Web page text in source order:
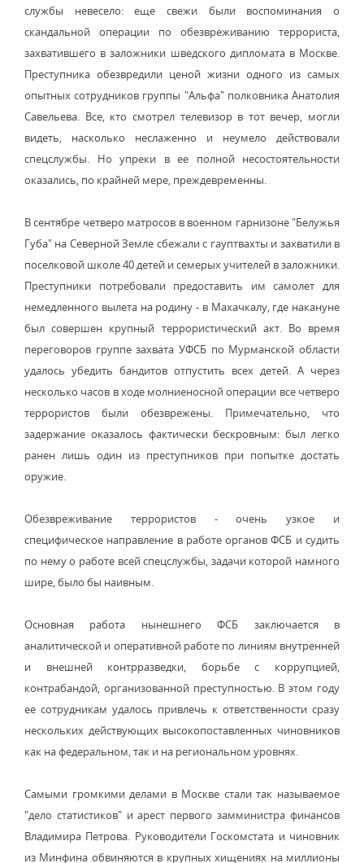
службы невесело: еще свежи были воспоминания о
скандальной операции по обезвреживанию террориста,
захватившего в заложники шведского дипломата в Москве.
Преступника обезвредили ценой жизни одного из самых
опытных сотрудников группы "Альфа" полковника Анатолия
Савельева. Все, кто смотрел телевизор в тот вечер, могли
видеть, насколько неслаженно и неумело действовали
спецслужбы. Но упреки в ее полной несостоятельности
оказались, по крайней мере, преждевременны.
В сентябре четверо матросов в военном гарнизоне "Белужья
Губа" на Северной Земле сбежали с гауптвахты и захватили в
поселковой школе 40 детей и семерых учителей в заложники.
Преступники потребовали предоставить им самолет для
немедленного вылета на родину - в Махачкалу, где накануне
был совершен крупный террористический акт. Во время
переговоров группе захвата УФСБ по Мурманской области
удалось убедить бандитов отпустить всех детей. А через
несколько часов в ходе молниеносной операции все четверо
террористов были обезврежены. Примечательно, что
задержание оказалось фактически бескровным: был легко
ранен лишь один из преступников при попытке достать
оружие.
Обезвреживание террористов - очень узкое и
специфическое направление в работе органов ФСБ и судить
по нему о работе всей спецслужбы, задачи которой намного
шире, было бы наивным.
Основная работа нынешнего ФСБ заключается в
аналитической и оперативной работе по линиям внутренней
и внешней контрразведки, борьбе с коррупцией,
контрабандой, организованной преступностью. В этом году
ее сотрудникам удалось привлечь к ответственности сразу
нескольких действующих высокопоставленных чиновников
как на федеральном, так и на региональном уровнях.
Самыми громкими делами в Москве стали так называемое
"дело статистиков" и арест первого замминистра финансов
Владимира Петрова. Руководители Госкомстата и чиновник
из Минфина обвиняются в крупных хищениях на миллионы